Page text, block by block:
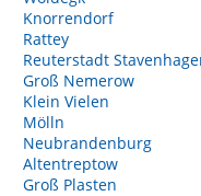
Knorrendorf
Rattey
Reuterstadt
Groß Nemerow
Klein Vielen
Mölln
Neubrandenburg
Altentreptow
Groß Plasten